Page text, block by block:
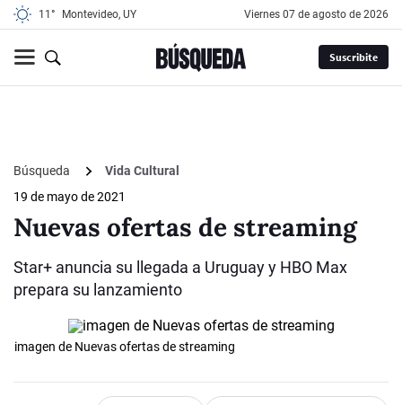
11° Montevideo, UY viernes 07 de agosto de 2026
Suscribite
Búsqueda
Vida Cultural
19 de mayo de 2021
Nuevas ofertas de streaming
Star+ anuncia su llegada a Uruguay y HBO Max
prepara su lanzamiento
imagen de Nuevas ofertas de streaming